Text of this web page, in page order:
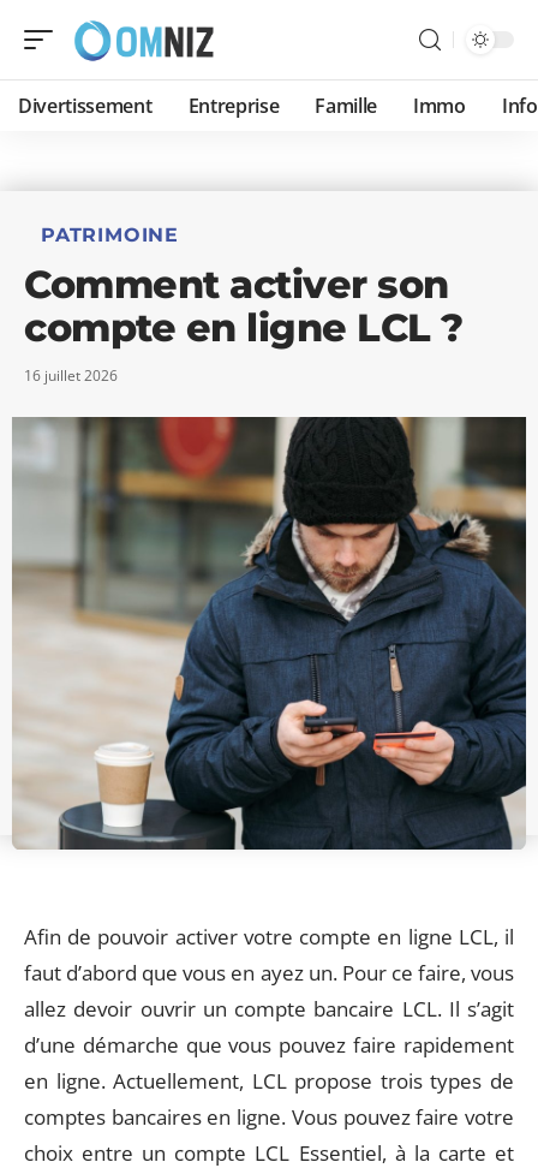
Divertissement Entreprise Famille Immo
PATRIMOINE
Comment activer son
compte en ligne LCL ?
16 juillet 2026
Afin de pouvoir activer votre compte en ligne LCL, il
faut d’abord que vous en ayez un. Pour ce faire, vous
allez devoir ouvrir un compte bancaire LCL. Il s’agit
d’une démarche que vous pouvez faire rapidement
en ligne. Actuellement, LCL propose trois types de
comptes bancaires en ligne. Vous pouvez faire votre
choix entre un compte LCL Essentiel, à la carte et